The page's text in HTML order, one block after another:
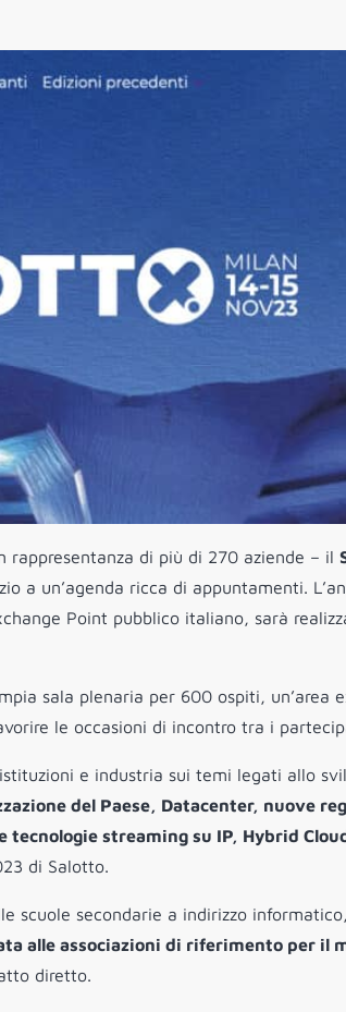
rappresentanza di più di 270 aziende – il
a un’agenda ricca di appuntamenti.
Point pubblico italiano, sarà
sala plenaria per 600 ospiti, un’area
le occasioni di incontro tra i
e industria sui temi legati allo
del Paese, Datacenter, nuove
streaming su IP, Hybrid
di Salotto.
scuole secondarie a indirizzo
alle associazioni di riferimento per il
diretto.